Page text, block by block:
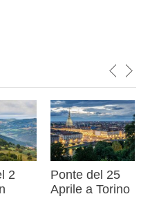
2
Ponte del 25
Aprile a Torino